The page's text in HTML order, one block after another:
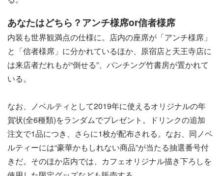
あなたはどちら？アンチ様席or信者様席
内装も世界観満点の仕様に。店内の座席が「アンチ様席」
と「信者様席」に分かれているほか、原宿店と天王寺店に
は来店者だれもが“倒せる”、パンチング竹書房が置かれて
いる。
なお、ノベルティとして2019年に使えるオリジナルの年
賀状(全6種類)をランダムでプレゼント。ドリンクの追加
注文で1品につき、さらに1枚が配布される。なお、同ノベ
ルティーには“豪華かもしれない商品”が当たる抽選番号付
きだ。そのほか店内では、カフェオリジナル描き下ろしを